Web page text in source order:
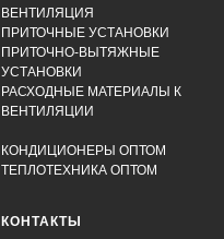
ВЕНТИЛЯЦИЯ
ПРИТОЧНЫЕ УСТАНОВКИ
ПРИТОЧНО-ВЫТЯЖНЫЕ
УСТАНОВКИ
РАСХОДНЫЕ МАТЕРИАЛЫ К
ВЕНТИЛЯЦИИ
КОНДИЦИОНЕРЫ ОПТОМ
ТЕПЛОТЕХНИКА ОПТОМ
КОНТАКТЫ